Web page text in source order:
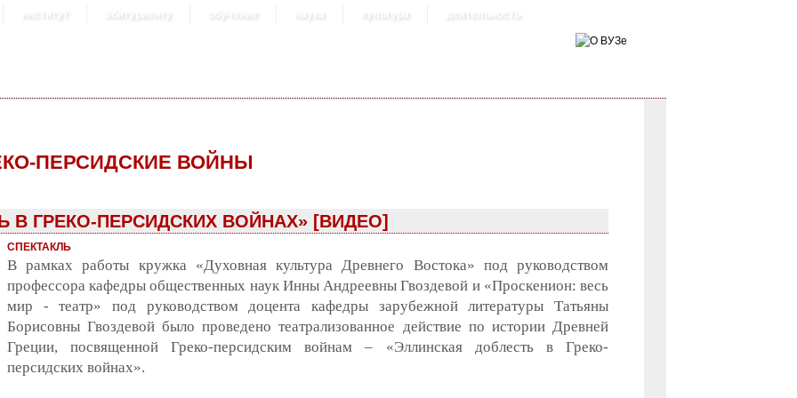
институт абитуриенту обучение наука культура деятельность
ПЕРСИДСКИЕ ВОЙНЫ
В ГРЕКО-ПЕРСИДСКИХ ВОЙНАХ» [ВИДЕО]
СПЕКТАКЛЬ
В рамках работы кружка «Духовная культура Древнего Востока» под руководством
профессора кафедры общественных наук Инны Андреевны Гвоздевой и «Проскенион: весь
мир - театр» под руководством доцента кафедры зарубежной литературы Татьяны
Борисовны Гвоздевой было проведено театрализованное действие по истории Древней
Греции, посвященной Греко-персидским войнам – «Эллинская доблесть в Греко-
персидских войнах».